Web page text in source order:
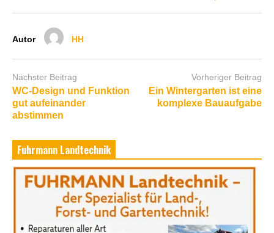
Autor HH
Nächster Beitrag
WC-Design und Funktion
gut aufeinander
abstimmen
Vorheriger Beitrag
Ein Wintergarten ist eine
komplexe Bauaufgabe
Fuhrmann Landtechnik